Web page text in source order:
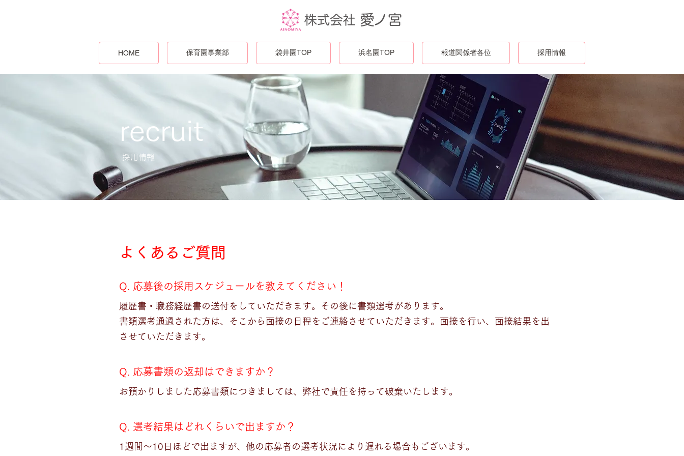
HOME 保育園事業部 袋井園TOP 浜名園TOP 報道関係者各位 採用情報
recruit
採用情報
​よくあるご質問
​Q. 応募後の採用スケジュールを教えてください！
履歴書・職務経歴書の送付をしていただきます。その後に書類選考があります。
書類選考通過された方は、そこから面接の日程をご連絡させていただきます。面接を行い、面接結果を出
させていただきます。
Q. 応募書類の返却はできますか？
お預かりしました応募書類につきましては、弊社で責任を持って破棄いたします。
Q. 選考結果はどれくらいで出ますか？
1週間〜10日ほどで出ますが、他の応募者の選考状況により遅れる場合もございます。